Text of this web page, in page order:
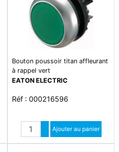
Bouton poussoir titan affleurant
à rappel vert
EATON ELECTRIC
Réf : 000216596
Quantité
Augmenter quantité
Diminuer quantité
Ajouter au panier